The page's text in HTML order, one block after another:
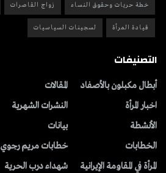
خطة حريات وحقوق النساء زواج القاصرات
قيادة المرأة لسجينات السياسيات
التصنيفات
أبطال مكبلون بالأصفاد
اخبار المرأة
الأنشطة
الخطابات
المرأة في المقاومة الإيرانية
المقالات
النشرات الشهریة
بیانات
خطابات مريم رجوي
شهداء درب الحرية